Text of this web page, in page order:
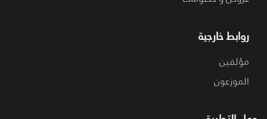
روابط خارجية
مؤلفين
الموزعون